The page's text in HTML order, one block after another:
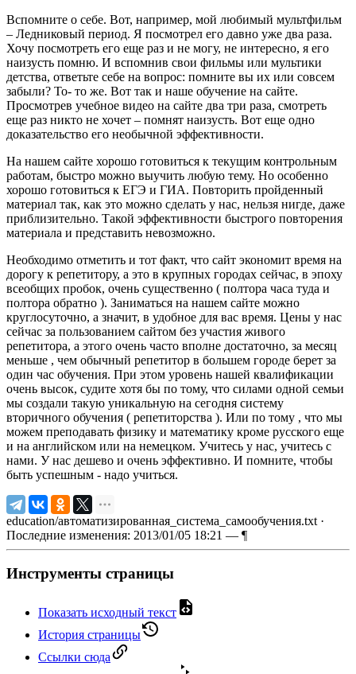
Вспомните о себе. Вот, например, мой любимый мультфильм
– Ледниковый период. Я посмотрел его давно уже два раза.
Хочу посмотреть его еще раз и не могу, не интересно, я его
наизусть помню. И вспомнив свои фильмы или мультики
детства, ответьте себе на вопрос: помните вы их или совсем
забыли? То- то же. Вот так и наше обучение на сайте.
Просмотрев учебное видео на сайте два три раза, смотреть
еще раз никто не хочет – помнят наизусть. Вот еще одно
доказательство его необычной эффективности.
На нашем сайте хорошо готовиться к текущим контрольным
работам, быстро можно выучить любую тему. Но особенно
хорошо готовиться к ЕГЭ и ГИА. Повторить пройденный
материал так, как это можно сделать у нас, нельзя нигде, даже
приблизительно. Такой эффективности быстрого повторения
материала и представить невозможно.
Необходимо отметить и тот факт, что сайт экономит время на
дорогу к репетитору, а это в крупных городах сейчас, в эпоху
всеобщих пробок, очень существенно ( полтора часа туда и
полтора обратно ). Заниматься на нашем сайте можно
круглосуточно, а значит, в удобное для вас время. Цены у нас
сейчас за пользованием сайтом без участия живого
репетитора, а этого очень часто вполне достаточно, за месяц
меньше , чем обычный репетитор в большем городе берет за
один час обучения. При этом уровень нашей квалификации
очень высок, судите хотя бы по тому, что силами одной семьи
мы создали такую уникальную на сегодня систему
вторичного обучения ( репетиторства ). Или по тому , что мы
можем преподавать физику и математику кроме русского еще
и на английском или на немецком. Учитесь у нас, учитесь с
нами. У нас дешево и очень эффективно. И помните, чтобы
быть успешным - надо учиться.
education/автоматизированная_система_самообучения.txt ·
Последние изменения: 2013/01/05 18:21 — ¶
Инструменты страницы
Показать исходный текст
История страницы
Ссылки сюда